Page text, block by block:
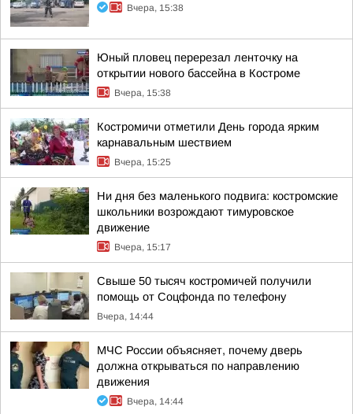
Вчера, 15:38
Юный пловец перерезал ленточку на
открытии нового бассейна в Костроме
Вчера, 15:38
Костромичи отметили День города ярким
карнавальным шествием
Вчера, 15:25
Ни дня без маленького подвига: костромские
школьники возрождают тимуровское
движение
Вчера, 15:17
Свыше 50 тысяч костромичей получили
помощь от Соцфонда по телефону
Вчера, 14:44
МЧС России объясняет, почему дверь
должна открываться по направлению
движения
Вчера, 14:44